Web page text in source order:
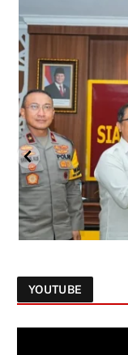
YOUTUBE